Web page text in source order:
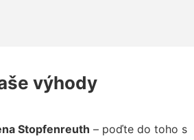
výhody
Stopfenreuth – poďte do toho s